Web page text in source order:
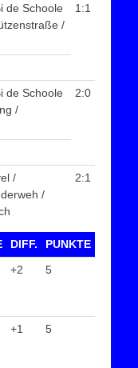
de Schoole
/
1:1
de Schoole
/
2:0
/
/
2:1
DIFF.
PUNKTE
+2 5
+1 5